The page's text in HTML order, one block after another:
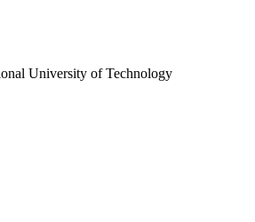
University of Technology